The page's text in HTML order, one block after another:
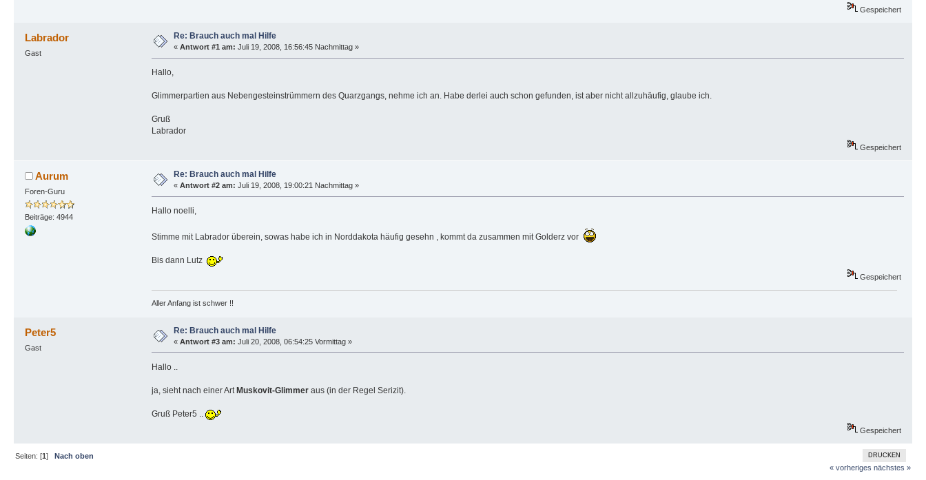
Gespeichert
Labrador
Gast
Re: Brauch auch mal Hilfe
« Antwort #1 am: Juli 19, 2008, 16:56:45 Nachmittag »
Hallo,
Glimmerpartien aus Nebengesteinstrümmern des Quarzgangs, nehme ich an. Habe derlei auch schon gefunden, ist aber nicht allzuhäufig, glaube ich.
Gruß
Labrador
Gespeichert
Aurum
Foren-Guru
Beiträge: 4944
Re: Brauch auch mal Hilfe
« Antwort #2 am: Juli 19, 2008, 19:00:21 Nachmittag »
Hallo noelli,
Stimme mit Labrador überein, sowas habe ich in Norddakota häufig gesehn , kommt da zusammen mit Golderz vor
Bis dann Lutz
Gespeichert
Aller Anfang ist schwer !!
Peter5
Gast
Re: Brauch auch mal Hilfe
« Antwort #3 am: Juli 20, 2008, 06:54:25 Vormittag »
Hallo ..
ja, sieht nach einer Art Muskovit-Glimmeraus (in der Regel Serizit).
Gruß Peter5 ..
Gespeichert
DRUCKEN
Seiten: [1]Nach oben
« vorheriges nächstes »